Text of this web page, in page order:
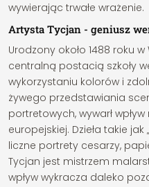
wywierając trwałe wrażenie.
Artysta Tycjan - geniusz
Urodzony około 1488 roku
centralną postacią szkoły
wykorzystaniu kolorów i
żywego przedstawiania
portretowych, wywarł
europejskiej. Dzieła takie jak
liczne portrety cesarzy,
Tycjan jest mistrzem
wpływ wykracza daleko